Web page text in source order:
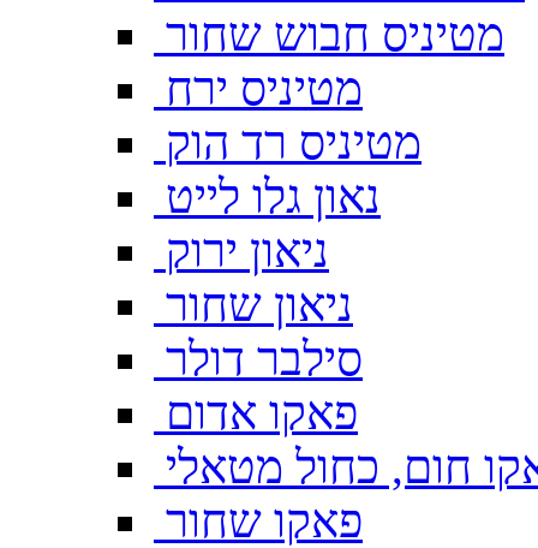
מטיניס חבוש שחור
מטיניס ירח
מטיניס רד הוק
נאון גלו לייט
ניאון ירוק
ניאון שחור
סילבר דולר
פאקו אדום
חום, כחול מטאלי
פאקו שחור